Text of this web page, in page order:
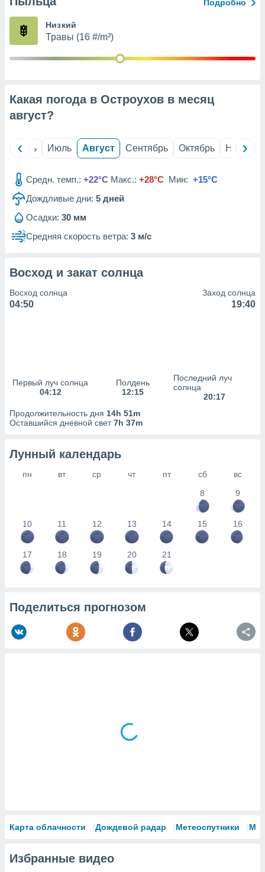
из
рекламы
сведения
Подробно
Низкий
Травы (16 #/m³)
Какая погода в Остроухов в месяц
август?
Июнь Июль Август Сентябрь Октябрь Ноябрь
Средн. темп.: +22°C Макс.: +28°C Мин: +15°C
Дождливые дни: 5 дней
Осадки: 30 мм
Средняя скорость ветра: 3 м/с
Восход и закат солнца
Восход солнца
04:50
Заход солнца
19:40
Первый луч солнца
04:12
Полдень
12:15
Последний луч
солнца
20:17
Продолжительность дня 14h 51m
Оставшийся дневной свет7h 37m
Лунный календарь
пн вт ср чт пт сб
вс
8
9
10 11 12 13 14 15 16
17 18 19 20 21
Поделиться прогнозом
Карта облачности Дождевой радар Метеоспутники
Избранные видео